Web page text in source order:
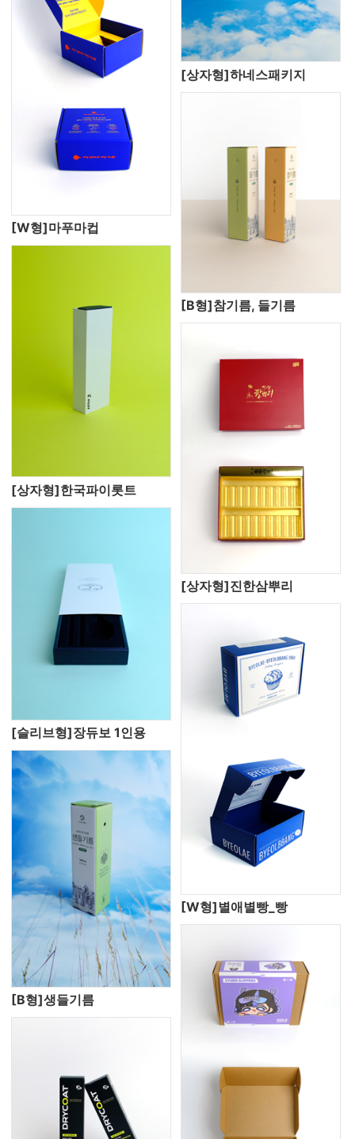
[W형]마푸마컵
[상자형]하네스패키지
[상자형]한국파이롯트
[B형]참기름, 들기름
[슬리브형]장듀보 1인용
[상자형]진한삼뿌리
[B형]생들기름
[W형]별애별빵_빵